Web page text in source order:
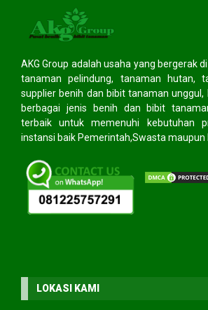
AKG Group adalah usaha yang bergerak
tanaman pelindung, tanaman hutan,
supplier benih dan bibit tanaman unggul,
berbagai jenis benih dan bibit
terbaik untuk memenuhi kebutuhan
instansi baik Pemerintah,Swasta maupun
LOKASI KAMI